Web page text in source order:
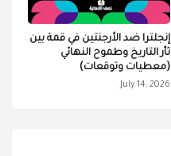
إنجلترا ضد الأرجنتين في قمة بين
ثأر التاريخ وطموح النهائي
(معطيات وتوقعات)
July 14, 2026